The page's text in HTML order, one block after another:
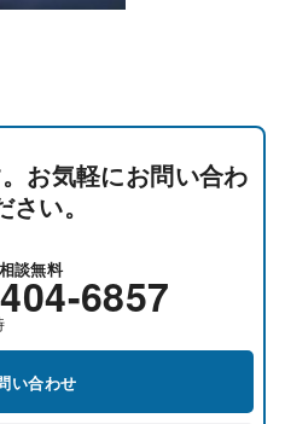
お気軽にお問い合わ
い。
談無料 6857
い合わせ